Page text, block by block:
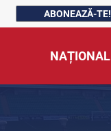
ABONEAZĂ-TE!